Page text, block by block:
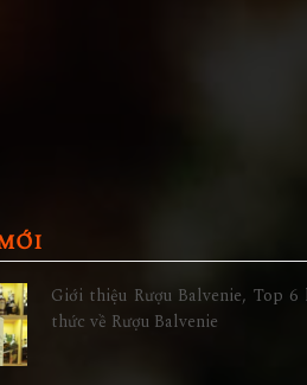
Giới thiệu Rượu Balvenie, Top 6
thức về Rượu Balvenie